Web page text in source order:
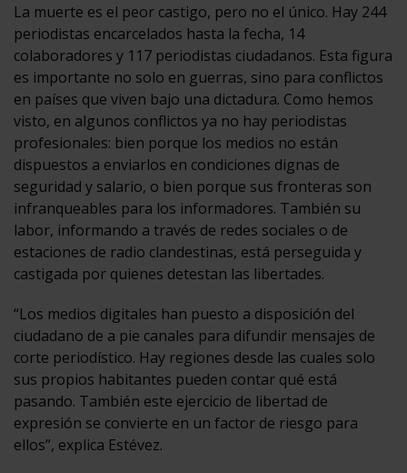
La muerte es el peor castigo, pero no el único. Hay 244
periodistas encarcelados hasta la fecha, 14
colaboradores y 117 periodistas ciudadanos. Esta figura
es importante no solo en guerras, sino para conflictos
en países que viven bajo una dictadura. Como hemos
visto, en algunos conflictos ya no hay periodistas
profesionales: bien porque los medios no están
dispuestos a enviarlos en condiciones dignas de
seguridad y salario, o bien porque sus fronteras son
infranqueables para los informadores. También su
labor, informando a través de redes sociales o de
estaciones de radio clandestinas, está perseguida y
castigada por quienes detestan las libertades.
“Los medios digitales han puesto a disposición del
ciudadano de a pie canales para difundir mensajes de
corte periodístico. Hay regiones desde las cuales solo
sus propios habitantes pueden contar qué está
pasando. También este ejercicio de libertad de
expresión se convierte en un factor de riesgo para
ellos”, explica Estévez.